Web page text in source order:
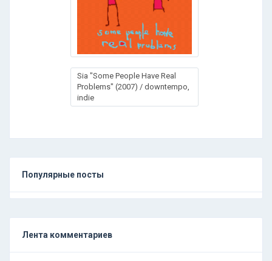
Sia "Some People Have Real
Problems" (2007) / downtempo,
indie
Популярные посты
Лента комментариев